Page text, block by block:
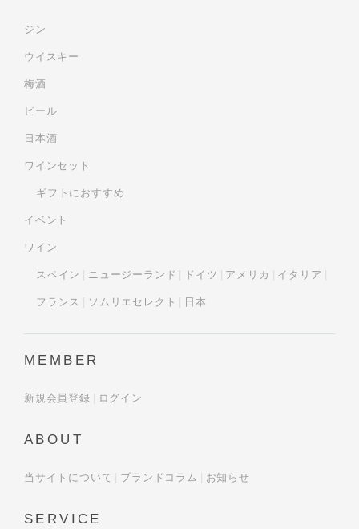
ジン
ウイスキー
梅酒
ビール
日本酒
ワインセット
ギフトにおすすめ
イベント
ワイン
スペイン ニュージーランド ドイツ アメリカ イタリア
フランス ソムリエセレクト 日本
MEMBER
新規会員登録 ログイン
ABOUT
当サイトについて ブランドコラム お知らせ
SERVICE